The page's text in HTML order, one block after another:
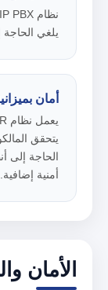
يلغي الحاجة
أمان
يتحقق
الحاجة إلى
أمنية إضافية.
الأمان